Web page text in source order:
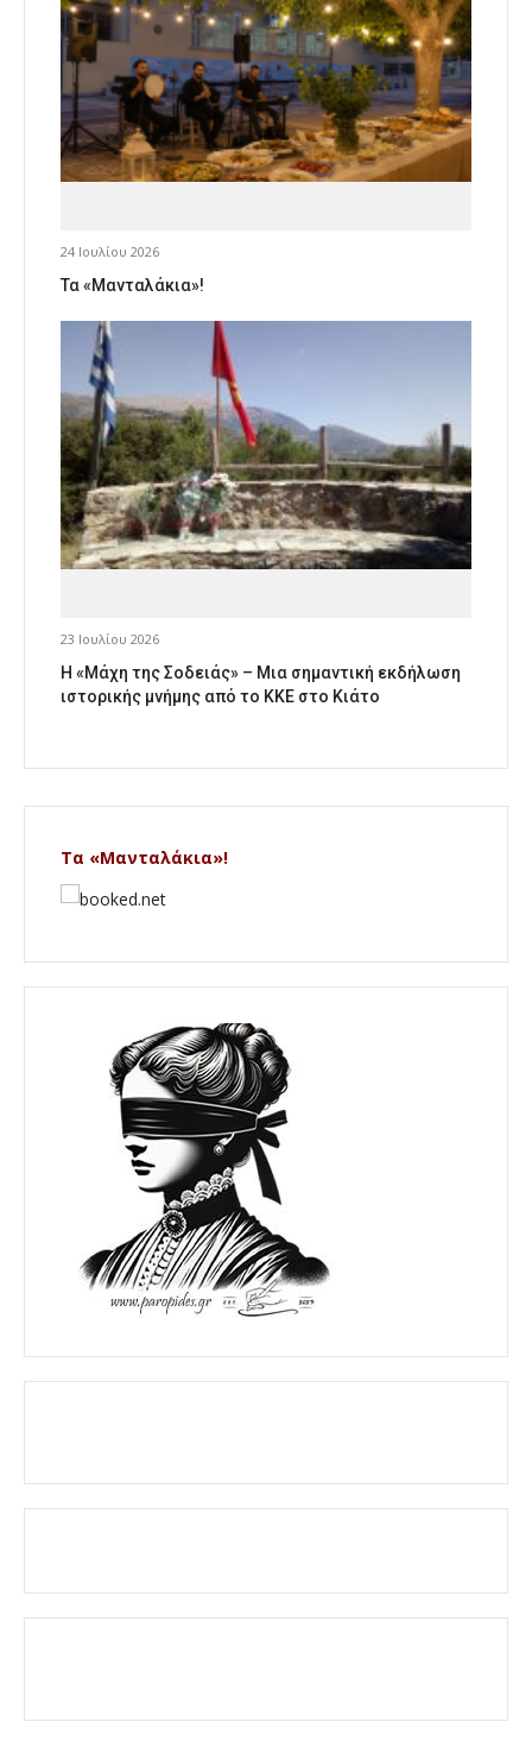
24 Ιουλίου 2026
Τα «Μανταλάκια»!
23 Ιουλίου 2026
Η «Μάχη της Σοδειάς» – Μια σημαντική εκδήλωση
ιστορικής μνήμης από το ΚΚΕ στο Κιάτο
Τα «Μανταλάκια»!